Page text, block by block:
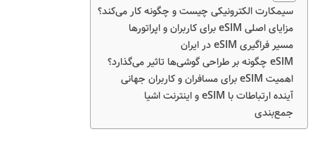
سیمکارت الکترونیکی چیست و چگونه کار می‌کند؟
مزایای اصلی eSIM برای کاربران و اپراتورها
مسیر فراگیری eSIM در ایران
eSIM چگونه بر طراحی گوشی‌ها تاثیر می‌گذارد؟
اهمیت eSIM برای مسافران و کاربران جهانی
آینده ارتباطات با eSIM و اینترنت اشیا
جمع‌بندی